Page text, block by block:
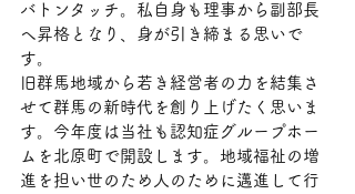
バトンタッチ。私自身も理事から副部長
へ昇格となり、身が引き締まる思いで
す。
旧群馬地域から若き経営者の力を結集さ
せて群馬の新時代を創り上げたく思いま
す。今年度は当社も認知症グループホー
ムを北原町で開設します。地域福祉の増
進を担い世のため人のために邁進して行